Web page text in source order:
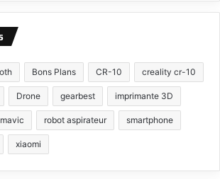
Bons Plans CR-10 creality cr-10
Drone gearbest imprimante 3D
mavic robot aspirateur smartphone
xiaomi